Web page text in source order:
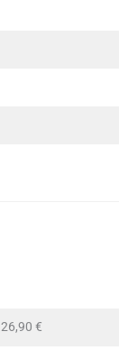
26,90 €